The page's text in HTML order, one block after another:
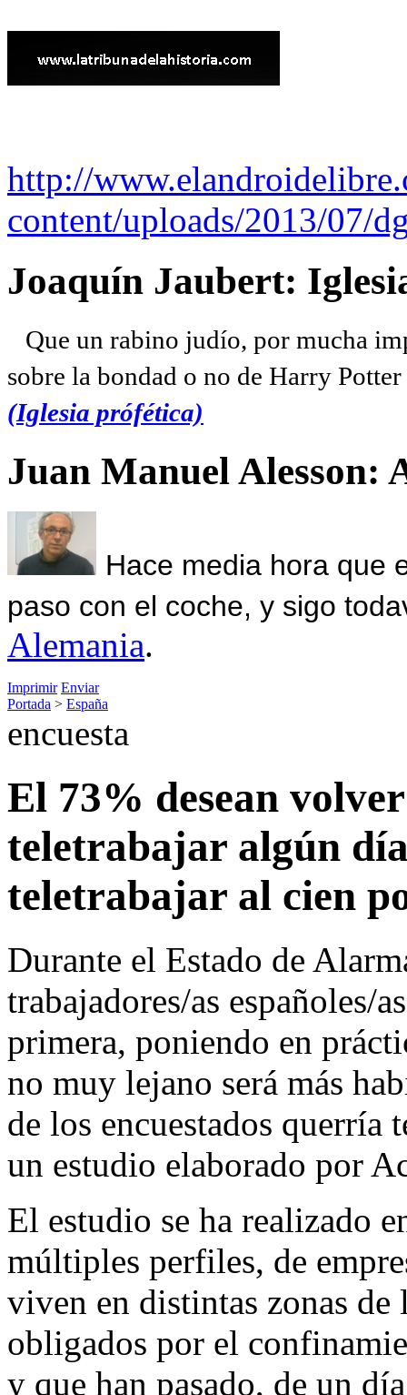
http://
content/uploads/2013/07/
Joaquín Jaubert:
Que un rabino judío, por mucha
sobre la bondad o no de Harry
(Iglesia prófética)
Juan Manuel Alesson:
Hace media hora que
paso con el coche, y sigo
Alemania.
Imprimir Enviar
Portada > España
encuesta
El 73% desean
teletrabajar algún
teletrabajar al cien
Durante el Estado de
trabajadores/as españoles/
primera, poniendo en
no muy lejano será más
de los encuestados querría
un estudio elaborado por
El estudio se ha realizado
múltiples perfiles, de
viven en distintas zonas de
obligados por el
y que han pasado, de un